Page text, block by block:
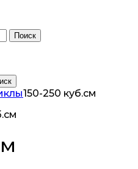
Поиск
150-250 куб.см